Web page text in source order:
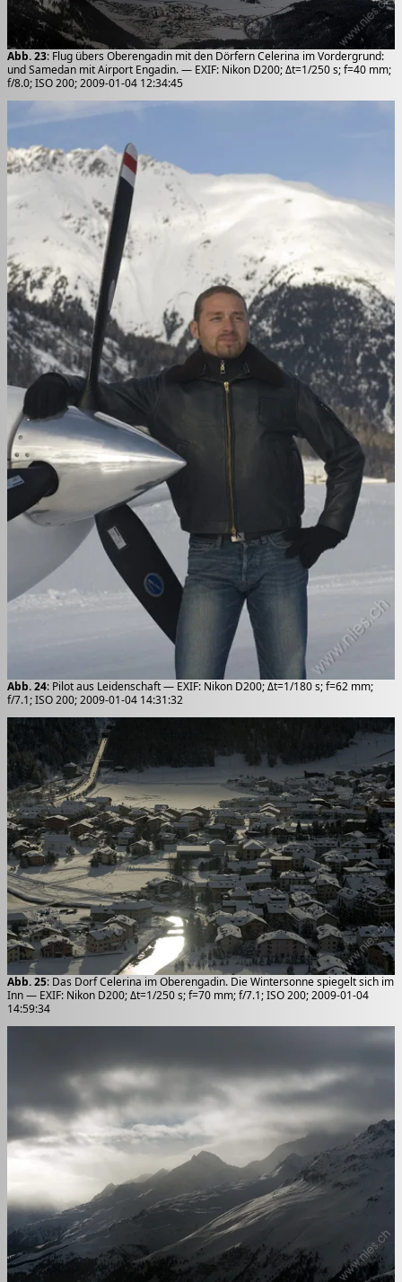
Abb. 23: Flug übers Oberengadin mit den Dörfern Celerina im Vordergrund:
und Samedan mit Airport Engadin. — EXIF: Nikon D200; Δt=1/250 s; f=40 mm;
f/8.0; ISO 200; 2009-01-04 12:34:45
Abb. 24: Pilot aus Leidenschaft — EXIF: Nikon D200; Δt=1/180 s; f=62 mm;
f/7.1; ISO 200; 2009-01-04 14:31:32
Abb. 25: Das Dorf Celerina im Oberengadin. Die Wintersonne spiegelt sich im
Inn — EXIF: Nikon D200; Δt=1/250 s; f=70 mm; f/7.1; ISO 200; 2009-01-04
14:59:34